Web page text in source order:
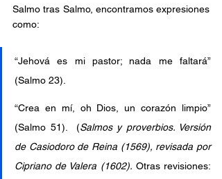
Salmo tras Salmo, encontramos expresiones
como:
“Jehová es mi pastor; nada me faltará”
(Salmo 23).
“Crea en mí, oh Dios, un corazón limpio”
(Salmo 51).  (Salmos y proverbios. Versión
de Casiodoro de Reina (1569), revisada por
Cipriano de Valera (1602). Otras revisiones: